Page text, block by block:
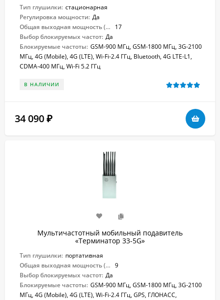
Тип глушилки: стационарная
Регулировка мощности: Да
Общая выходная мощность (Вт):
17
Выбор блокируемых частот: Да
Блокируемые частоты: GSM-900 МГц, GSM-1800 МГц, 3G-2100
МГц, 4G (Mobile), 4G (LTE), Wi-Fi-2.4 ГГц, Bluetooth, 4G LTE-L1,
CDMA-400 МГц, Wi-Fi 5.2 ГГц
В НАЛИЧИИ
34 090 ₽
Мультичастотный мобильный подавитель
«Терминатор 33-5G»
Тип глушилки: портативная
Общая выходная мощность (Вт): 9
Выбор блокируемых частот: Да
Блокируемые частоты: GSM-900 МГц, GSM-1800 МГц, 3G-2100
МГц, 4G (Mobile), 4G (LTE), Wi-Fi-2.4 ГГц, GPS, ГЛОНАСС,